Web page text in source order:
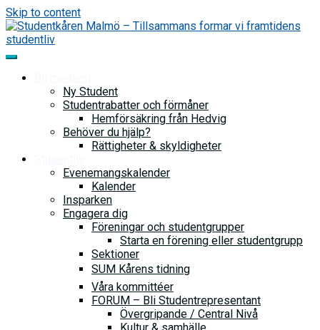
Skip to content
Ny Student
Studentrabatter och förmåner
Hemförsäkring från Hedvig
Behöver du hjälp?
Rättigheter & skyldigheter
Evenemangskalender
Kalender
Insparken
Engagera dig
Föreningar och studentgrupper
Starta en förening eller studentgrupp
Sektioner
SUM Kårens tidning
Våra kommittéer
FORUM – Bli Studentrepresentant
Övergripande / Central Nivå